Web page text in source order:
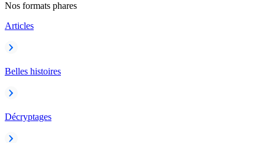
Nos formats phares
Articles
Belles histoires
Décryptages